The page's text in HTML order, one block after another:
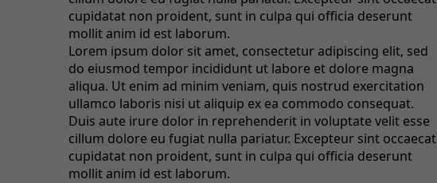
cupidatat non proident, sunt in culpa qui officia deserunt
mollit anim id est laborum.
Lorem ipsum dolor sit amet, consectetur adipiscing elit, sed
do eiusmod tempor incididunt ut labore et dolore magna
aliqua. Ut enim ad minim veniam, quis nostrud exercitation
ullamco laboris nisi ut aliquip ex ea commodo consequat.
Duis aute irure dolor in reprehenderit in voluptate velit esse
cillum dolore eu fugiat nulla pariatur. Excepteur sint occaecat
cupidatat non proident, sunt in culpa qui officia deserunt
mollit anim id est laborum.